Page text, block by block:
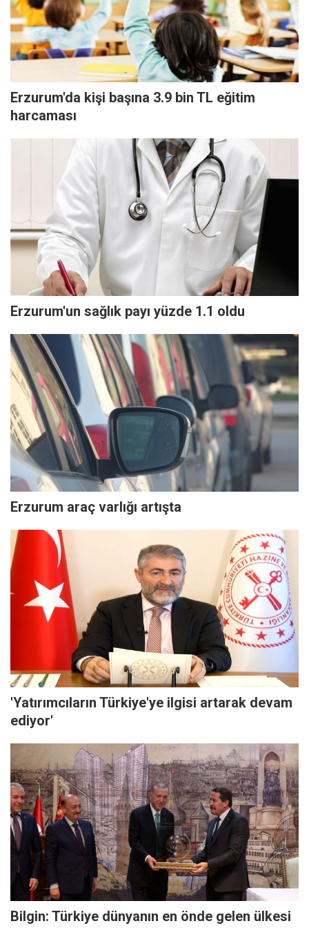
Erzurum'da kişi başına 3.9 bin TL eğitim
harcaması
Erzurum'un sağlık payı yüzde 1.1 oldu
Erzurum araç varlığı artışta
'Yatırımcıların Türkiye'ye ilgisi artarak devam
ediyor'
Bilgin: Türkiye dünyanın en önde gelen ülkesi